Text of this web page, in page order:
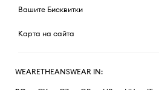
Вашите Бисквитки
Карта на сайта
WEARETHEANSWEAR IN: